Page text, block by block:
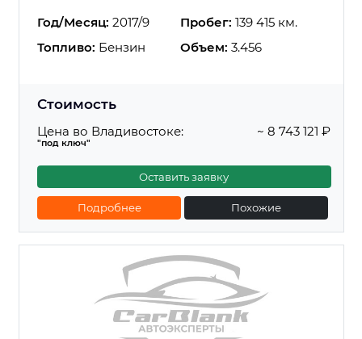
Год/Месяц: 2017/9 Пробег: 139 415 км.
Топливо: Бензин Объем: 3.456
Стоимость
Цена во Владивостоке:
"под ключ"
~ 8 743 121 ₽
Оставить заявку
Подробнее Похожие